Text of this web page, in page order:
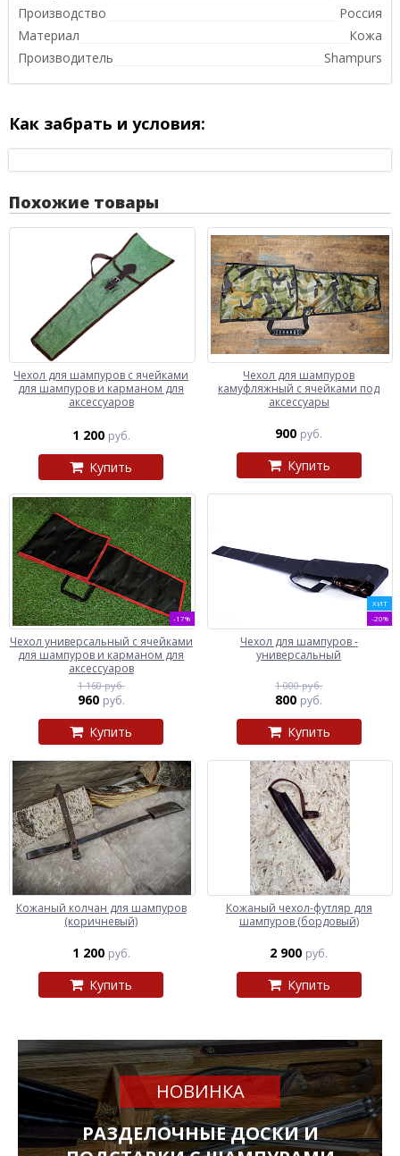
Производство
Россия
Материал
Кожа
Производитель
Shampurs
Как забрать и условия:
Похожие товары
Чехол для шампуров с ячейками
для шампуров и карманом для
аксессуаров
1 200 руб.
Купить
Чехол для шампуров
камуфляжный с ячейками под
аксессуары
900 руб.
Купить
-17%
Чехол универсальный с ячейками
для шампуров и карманом для
аксессуаров
1 160 руб.
960 руб.
Купить
ХИТ
-20%
Чехол для шампуров -
универсальный
1 000 руб.
800 руб.
Купить
Кожаный колчан для шампуров
(коричневый)
1 200 руб.
Купить
Кожаный чехол-футляр для
шампуров (бордовый)
2 900 руб.
Купить
НОВИНКА
РАЗДЕЛОЧНЫЕ ДОСКИ И